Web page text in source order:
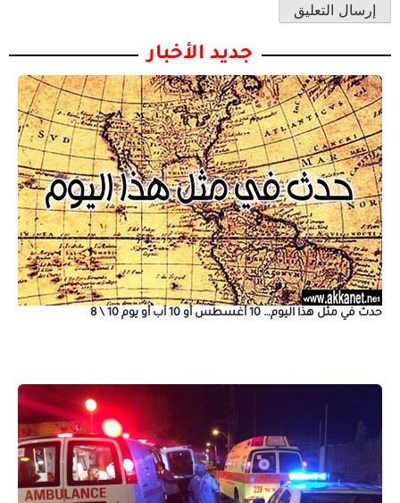
جديد الأخبار
حدث في مثل هذا اليوم… 10 أغسطس أو 10 آب أو يوم 10 \ 8